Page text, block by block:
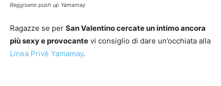
Reggiseno push up Yamamay
Ragazze se per San Valentino cercate un intimo ancora
più sexy e provocante vi consiglio di dare un’occhiata alla
Linea Privè Yamamay.